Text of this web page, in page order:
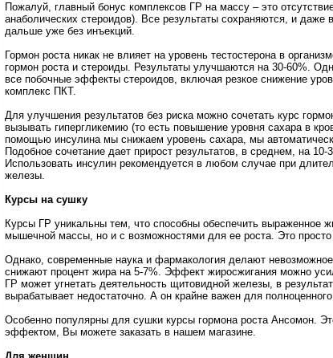
Пожалуй, главный бонус комплексов ГР на массу – это
анаболических стероидов). Все результаты сохраняются, и даже
дальше уже без инъекций.
Гормон роста никак не влияет на уровень тестостерона в
гормон роста и стероиды. Результаты улучшаются на 30-60%.
все побочные эффекты стероидов, включая резкое снижение
комплекс ПКТ.
Для улучшения результатов без риска можно сочетать курс
вызывать гипергликемию (то есть повышение уровня сахара в
помощью инсулина мы снижаем уровень сахара, мы
Подобное сочетание дает прирост результатов, в среднем, на 10-
Использовать инсулин рекомендуется в любом случае при
железы.
Курсы на сушку
Курсы ГР уникальны тем, что способны обеспечить выраженное
мышечной массы, но и с возможностями для ее роста. Это
Однако, современные наука и фармакология делают
снижают процент жира на 5-7%. Эффект жиросжигания можно
ГР может угнетать деятельность щитовидной железы, в
вырабатывает недостаточно. А он крайне важен для
Особенно популярны для сушки курсы гормона роста Ансомон.
эффектом, Вы можете заказать в нашем магазине.